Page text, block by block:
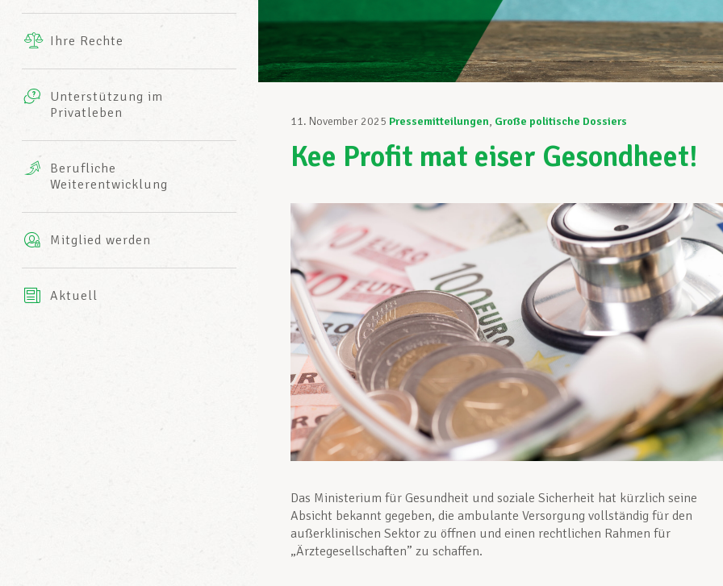
INFO-CENTER
des LCGBs
Ihre Rechte
Unterstützung im
Privatleben
Leistungen
Mutuelle
AXA
Berufliche
Weiterentwicklung
Mitglied werden
Aktuell
11. November 2025 Pressemitteilungen, Große politische Dossiers
Kee Profit mat eiser Gesondheet!
Das Ministerium für Gesundheit und soziale Sicherheit hat kürzlich seine
Absicht bekannt gegeben, die ambulante Versorgung vollständig für den
außerklinischen Sektor zu öffnen und einen rechtlichen Rahmen für
„Ärztegesellschaften” zu schaffen.